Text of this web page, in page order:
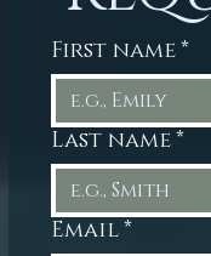
First name*
Last name*
Email*